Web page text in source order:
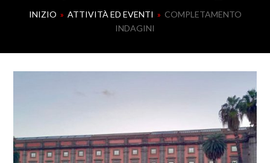
INIZIO » ATTIVITÀ ED EVENTI » COMPLETAMENTO
INDAGINI